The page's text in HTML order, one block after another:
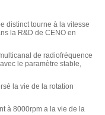
distinct tourne à la vitesse
la R&D de CENO en
de radiofréquence
le paramètre stable,
la vie de la rotation
à 8000rpm a la vie de la